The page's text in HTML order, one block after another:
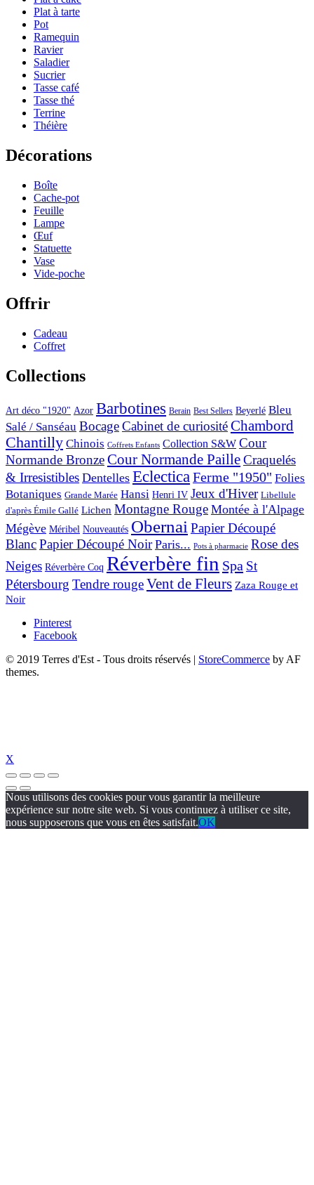
Plat à tarte
Pot
Ramequin
Ravier
Saladier
Sucrier
Tasse café
Tasse thé
Terrine
Théière
Décorations
Boîte
Cache-pot
Feuille
Lampe
Œuf
Statuette
Vase
Vide-poche
Offrir
Cadeau
Coffret
Collections
Art déco "1920" Azor Barbotines Berain Best Sellers Beyerlé Bleu
Salé / Sanséau BocageCabinet de curiositéChambord
Chantilly Chinois Coffrets Enfants Collection S&W Cour
Normande BronzeCour Normande PailleCraquelés
& Irresistibles Dentelles Eclectica Ferme "1950" Folies
Botaniques Grande Marée Hansi Henri IV Jeux d'Hiver Libellule
d'après Émile Gallé Lichen Montagne Rouge Montée à l'Alpage
Mégève Méribel Nouveautés Obernai Papier Découpé
BlancPapier Découpé Noir Paris... Pots à pharmacie Rose des
Neiges Réverbère Coq Réverbère fin Spa St
Pétersbourg Tendre rougeVent de Fleurs Zaza Rouge et
Noir
Pinterest
Facebook
© 2019 Terres d'Est - Tous droits réservés | StoreCommerce by AF
themes.
X
Nous utilisons des cookies pour vous garantir la meilleure
expérience sur notre site web. Si vous continuez à utiliser ce site,
nous supposerons que vous en êtes satisfait.OK